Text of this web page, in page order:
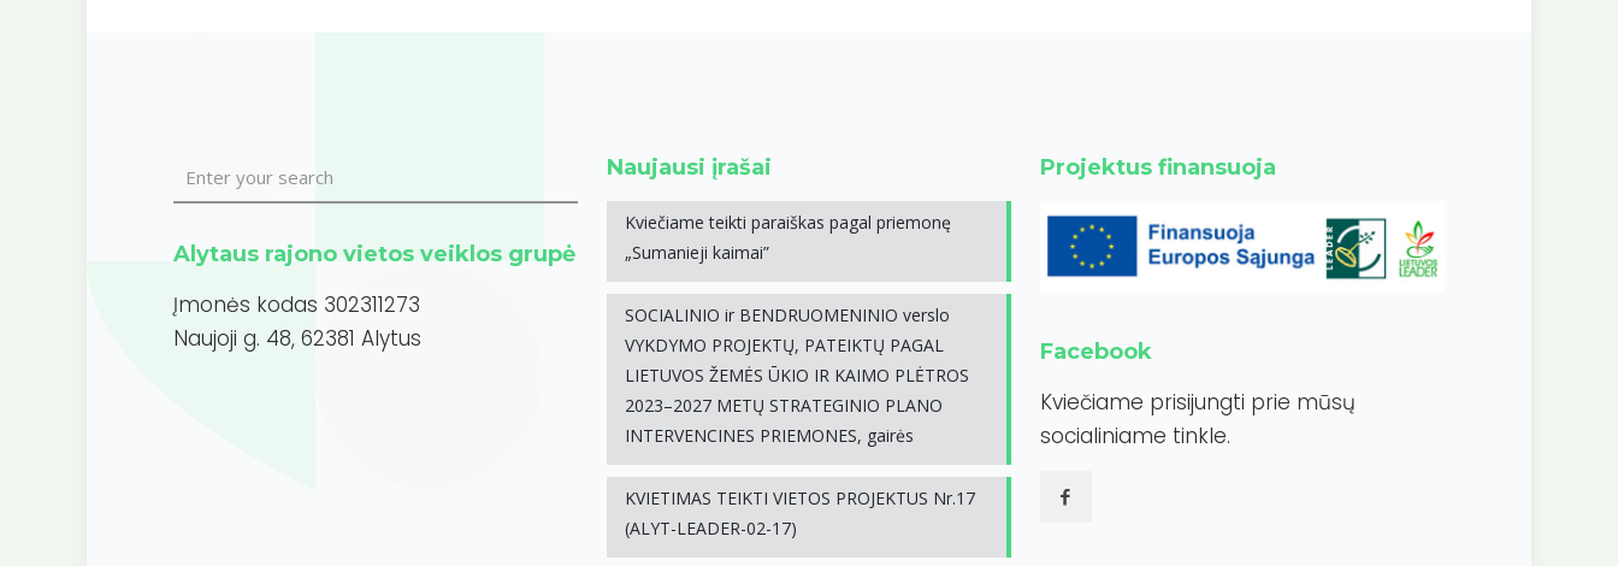
Alytaus rajono vietos veiklos grupė
Įmonės kodas 302311273
Naujoji g. 48, 62381 Alytus
Naujausi įrašai
Kviečiame teikti paraiškas pagal priemonę
„Sumanieji kaimai”
SOCIALINIO ir BENDRUOMENINIO verslo
VYKDYMO PROJEKTŲ, PATEIKTŲ PAGAL
LIETUVOS ŽEMĖS ŪKIO IR KAIMO PLĖTROS
2023–2027 METŲ STRATEGINIO PLANO
INTERVENCINES PRIEMONES, gairės
KVIETIMAS TEIKTI VIETOS PROJEKTUS Nr.17
(ALYT-LEADER-02-17)
Projektus finansuoja
Facebook
Kviečiame prisijungti prie mūsų
socialiniame tinkle.